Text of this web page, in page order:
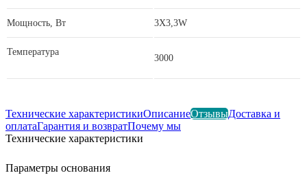
Мощность, Вт 3X3,3W
Температура
3000
Технические характеристикиОписаниеОтзывыДоставка и
оплатаГарантия и возвратПочему мы
Технические характеристики
Параметры основания